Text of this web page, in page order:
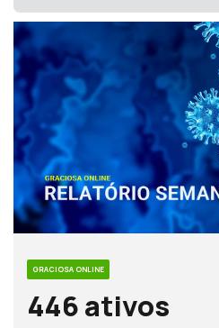
GRACIOSA ONLINE
446 ativos